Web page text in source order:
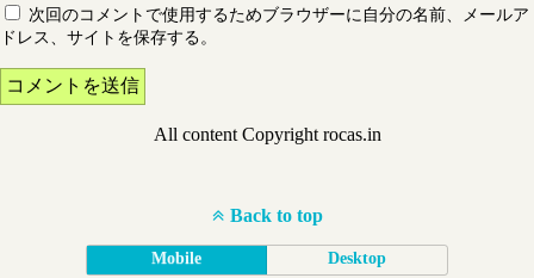
次回のコメントで使用するためブラウザーに自分の名前、メールア
ドレス、サイトを保存する。
All content Copyright rocas.in
Back to top
Mobile Desktop